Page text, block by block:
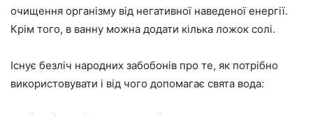
очищення організму від негативної наведеної енергії.
Крім того, в ванну можна додати кілька ложок солі.
Існує безліч народних забобонів про те, як потрібно
використовувати і від чого допомагає свята вода: